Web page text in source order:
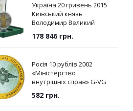
Україна 20 гривень 2015
Київський князь
Володимир Великий
178 846грн.
Росія 10 рублів 2002
«Міністерство
внутрішніх справ» G-VG
582грн.